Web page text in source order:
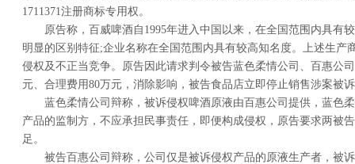
1711371注册商标专用权。
原告称，百威啤酒自1995年进入中国以来，在全国范围内具有
明显的区别特征;企业名称在全国范围内具有较高知名度。上述生产
侵权及不正当竞争。原告因此请求判令被告蓝色柔情公司、百惠公
元、合理费用80万元，消除影响，被告食品店立即停止销售涉案被
蓝色柔情公司辩称，被诉侵权啤酒原液由百惠公司提供，蓝色
产品的监制方，不应承担民事责任，即便构成侵权，原告要求两被
足。
被告百惠公司辩称，公司仅是被诉侵权产品的原液生产者，被